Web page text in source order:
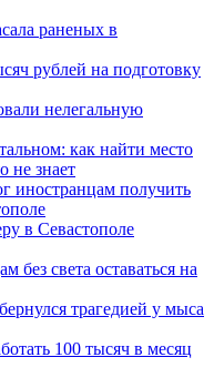
раненых в
рублей на подготовку
нелегальную
как найти место
не знает
иностранцам получить
в Севастополе
без света оставаться на
трагедией у мыса
100 тысяч в месяц